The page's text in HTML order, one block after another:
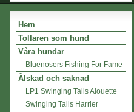
Hem
Tollaren som hund
Våra hundar
Bluenosers Fishing For Fame
Älskad och saknad
LP1 Swinging Tails Alouette
Swinging Tails Harrier